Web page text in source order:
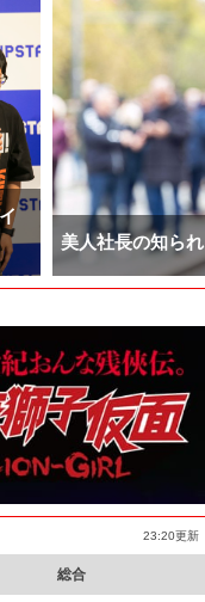
美人社長の知ら
23:20更新
総合